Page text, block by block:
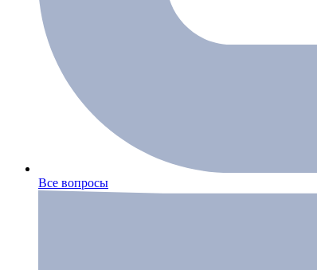
Все вопросы